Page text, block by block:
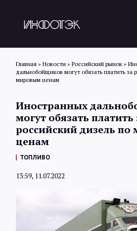
Новости
Обзоры
Главная » Новости » Российский рынок »
дальнобойщиков могут обязать платить за
мировым ценам
Иностранных
могут обязать платить
российский дизель
ценам
ТОПЛИВО
13:59, 11.07.2022